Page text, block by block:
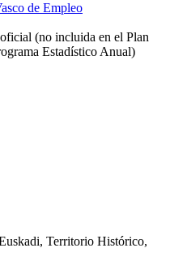
de Empleo
(no incluida en el Plan
Estadístico Anual)
Territorio Histórico,